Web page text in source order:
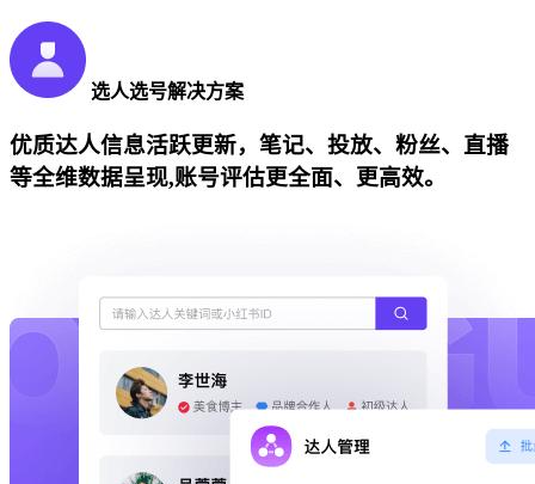
选人选号解决方案
优质达人信息活跃更新，笔记、投放、粉丝、直播
等全维数据呈现,账号评估更全面、更高效。